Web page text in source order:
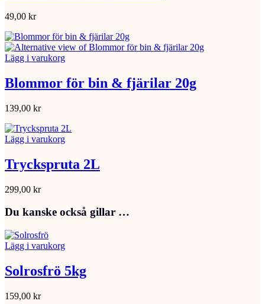
49,00 kr
Lägg i varukorg
Blommor för bin & fjärilar 20g
139,00 kr
Lägg i varukorg
Tryckspruta 2L
299,00 kr
Du kanske också gillar …
Lägg i varukorg
Solrosfrö 5kg
159,00 kr